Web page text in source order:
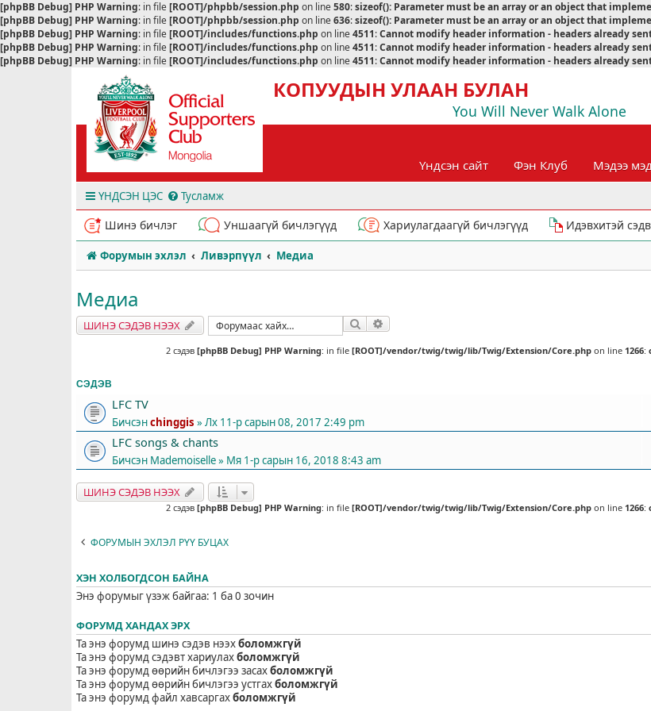
[phpBB Debug] PHP Warning: in file[ROOT]/phpbb/session.php on line580:sizeof(): Parameter must be an array or an object that
[phpBB Debug] PHP Warning: in file[ROOT]/phpbb/session.php on line636:sizeof(): Parameter must be an array or an object that
[phpBB Debug] PHP Warning: in file[ROOT]/includes/functions.php on line4511:Cannot modify header information - headers already
[phpBB Debug] PHP Warning: in file[ROOT]/includes/functions.php on line4511:Cannot modify header information - headers already
[phpBB Debug] PHP Warning: in file[ROOT]/includes/functions.php on line4511:Cannot modify header information - headers already
КОПУУДЫН УЛААН БУЛАН
You Will Never Walk Alone
Үндсэн сайт Фэн Клуб Мэдээ
ҮНДСЭН ЦЭС Тусламж
Шинэ бичлэг Уншаагүй бичлэгүүд Хариулагдаагүй бичлэгүүд Идэвхитэй
Форумын эхлэл Ливэрпүүл Медиа
Медиа
ШИНЭ СЭДЭВ НЭЭХ Хайлт
2 сэдэв [phpBB Debug] PHP Warning: in file [ROOT]/vendor/twig/twig/lib/Twig/Extension/Core.php on line 1266:
СЭДЭВ
LFC TV
Бичсэнchinggis » Лх 11-р сарын 08, 2017 2:49 pm
LFC songs & chants
Бичсэн Mademoiselle» Мя 1-р сарын 16, 2018 8:43 am
ШИНЭ СЭДЭВ НЭЭХ
2 сэдэв [phpBB Debug] PHP Warning: in file [ROOT]/vendor/twig/twig/lib/Twig/Extension/Core.php on line 1266:
ФОРУМЫН ЭХЛЭЛ РҮҮ БУЦАХ
ХЭН ХОЛБОГДСОН БАЙНА
Энэ форумыг үзэж байгаа: 1 ба 0 зочин
ФОРУМД ХАНДАХ ЭРХ
Та энэ форумд шинэ сэдэв нээхболомжгүй
Та энэ форумд сэдэвт хариулахболомжгүй
Та энэ форумд өөрийн бичлэгээ засахболомжгүй
Та энэ форумд өөрийн бичлэгээ устгахболомжгүй
Та энэ форумд файл хавсаргахболомжгүй